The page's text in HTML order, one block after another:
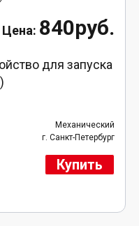
840руб.
для запуска
Механический
г. Санкт-Петербург
Купить